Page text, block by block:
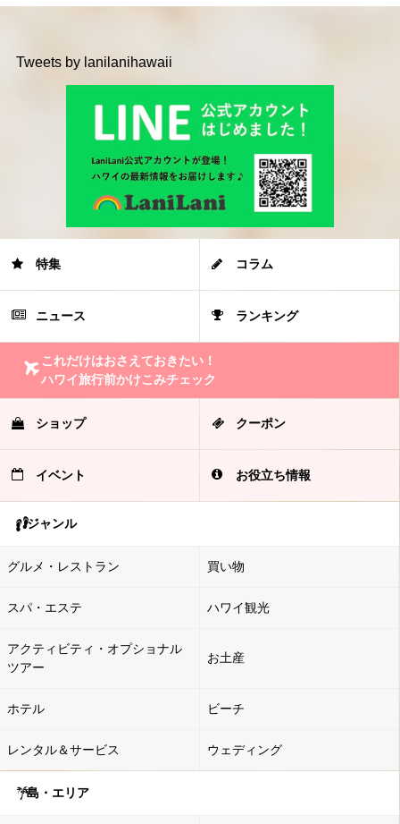
Tweets by lanilanihawaii
特集 コラム
ニュース ランキング
これだけはおさえておきたい！
ハワイ旅行前かけこみチェック
ショップ クーポン
イベント お役立ち情報
ジャンル
グルメ・レストラン 買い物
スパ・エステ ハワイ観光
アクティビティ・オプショナル
ツアー
お土産
ホテル ビーチ
レンタル＆サービス ウェディング
島・エリア